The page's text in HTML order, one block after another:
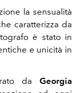
la sensualità
caratterizza da
è stato in
e unicità in
da Georgia